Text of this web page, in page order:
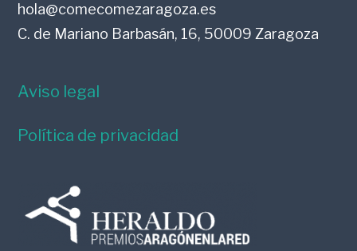
hola@comecomezaragoza.es
C. de Mariano Barbasán, 16, 50009 Zaragoza
Aviso legal
Política de privacidad